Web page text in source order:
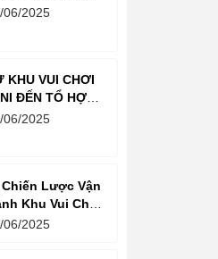
TRƯỚC CẢ
06/2025
KHU VUI CHƠI
ĐẾN TỔ HỢP
TRÍ NGHÌN M²
06/2025
Chiến Lược Vận
Khu Vui Chơi
Hệ – Tối Đa
06/2025